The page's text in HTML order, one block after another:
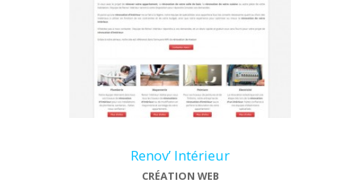
Renov’ Intérieur
CRÉATION WEB